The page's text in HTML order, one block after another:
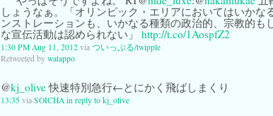
しょうなぁ。「オリンピック・エリアにおいてはいかな
ンストレーションも、いかなる種類の政治的、宗教的も
な宣伝活動は認められない」 http://t.co/1AospfZ2
1:30 PM Aug 11, 2012 via ついっぷる/twipple
Retweeted by watappo
@kj_olive快速特別急行←とにかく飛ばしまくり
13:35 via SOICHA in reply to kj_olive